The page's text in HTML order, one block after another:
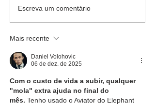
Escreva um comentário
Mais recente
Daniel Volohovic
06 de dez. de 2025
Com o custo de vida a subir, qualquer
"mola" extra ajuda no final do
mês. Tenho usado o Aviator do Elephant